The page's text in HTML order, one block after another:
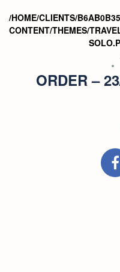
/HOME/CLIENTS/
CONTENT/THEMES/
ORDER –